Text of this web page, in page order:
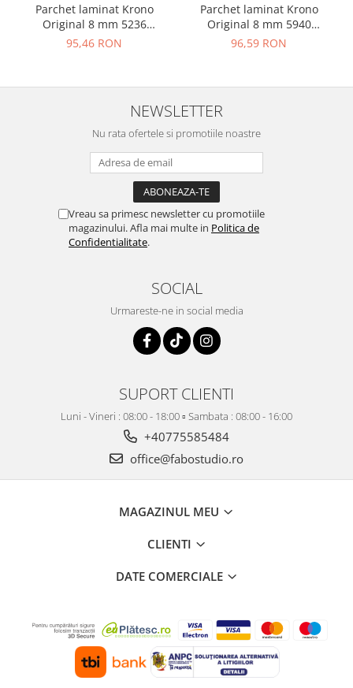
Parchet laminat Krono
Original 8 mm 5236
Novella, Savana Oak, clasa
95,46 RON
Parchet laminat Krono
Original 8 mm 5940
Novella, White Oak, clasa 31
96,59 RON
NEWSLETTER
Nu rata ofertele si promotiile noastre
Vreau sa primesc newsletter cu promotiile
magazinului. Afla mai multe in Politica de
Confidentialitate.
SOCIAL
Urmareste-ne in social media
SUPORT CLIENTI
Luni - Vineri : 08:00 - 18:00 ▫️ Sambata : 08:00 - 16:00
+40775585484
office@fabostudio.ro
MAGAZINUL MEU
CLIENTI
DATE COMERCIALE